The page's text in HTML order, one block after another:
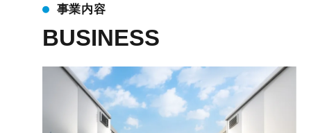
事業内容
BUSINESS